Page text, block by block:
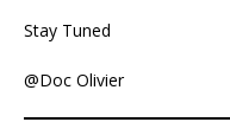
Stay Tuned
@Doc Olivier